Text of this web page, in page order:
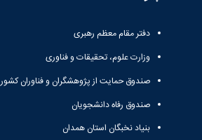
دفتر مقام معظم رهبری
وزارت علوم، تحقیقات و فناوری
صندوق حمایت از پژوهشگران و فناوران کشور
صندوق رفاه دانشجویان
بنیاد نخبگان استان همدان